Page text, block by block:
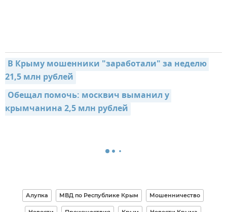
В Крыму мошенники "заработали" за неделю
21,5 млн рублей
Обещал помочь: москвич выманил у
крымчанина 2,5 млн рублей
Алупка МВД по Республике Крым Мошенничество